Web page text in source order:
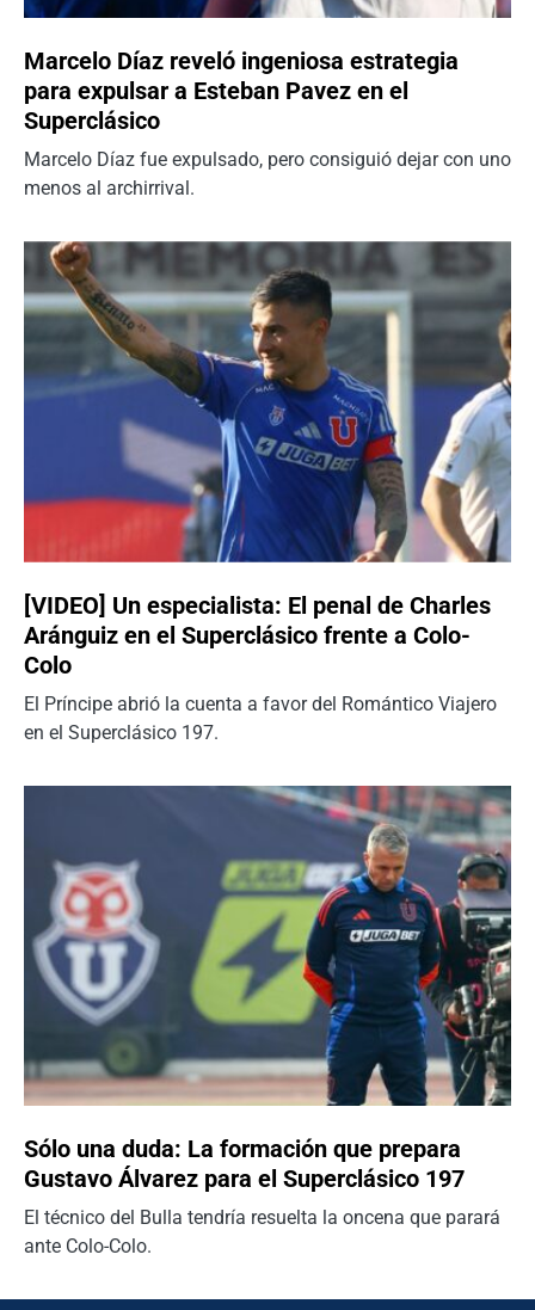
Marcelo Díaz reveló ingeniosa estrategia
para expulsar a Esteban Pavez en el
Superclásico
Marcelo Díaz fue expulsado, pero consiguió dejar con uno
menos al archirrival.
[VIDEO] Un especialista: El penal de Charles
Aránguiz en el Superclásico frente a Colo-
Colo
El Príncipe abrió la cuenta a favor del Romántico Viajero
en el Superclásico 197.
Sólo una duda: La formación que prepara
Gustavo Álvarez para el Superclásico 197
El técnico del Bulla tendría resuelta la oncena que parará
ante Colo-Colo.